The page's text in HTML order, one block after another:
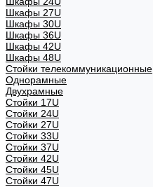
Шкафы 27U
Шкафы 30U
Шкафы 36U
Шкафы 42U
Шкафы 48U
Стойки телекоммуникационные
Однорамные
Двухрамные
Стойки 17U
Стойки 24U
Стойки 27U
Стойки 33U
Стойки 37U
Стойки 42U
Стойки 45U
Стойки 47U